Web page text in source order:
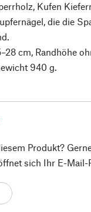
Kufen
die die
cm, Randhöhe
940 g.
Produkt?
sich Ihr E-Mail-